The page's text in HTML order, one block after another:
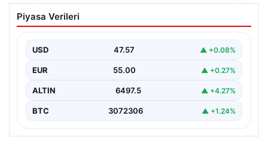
Premier Lig ekibi 50 milyon Euro ödeyip
Madrid’den aldı!
Piyasa Verileri
USD 47.57 ▲ +0.08%
EUR 55.00 ▲ +0.27%
ALTIN 6497.5 ▲ +4.27%
BTC 3072306 ▲ +1.24%